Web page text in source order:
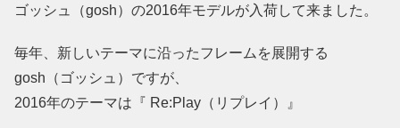
ゴッシュ（gosh）の2016年モデルが入荷して来ました。
毎年、新しいテーマに沿ったフレームを展開する
gosh（ゴッシュ） ですが、
2016年のテーマは『 Re:Play（リプレイ）』